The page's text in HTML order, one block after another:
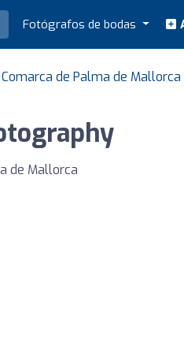
Fotógrafos de bodas
de Palma de Mallorca
de Mallorca